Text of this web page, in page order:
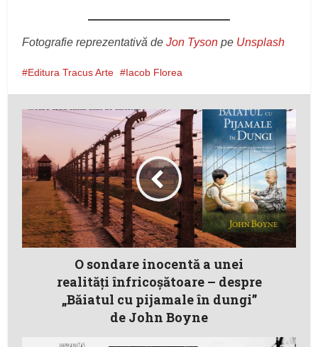
Fotografie reprezentativă deJon Tyson pe Unsplash
Editura Tracus Arte Iacob Florea
O sondare inocentă a unei
realități înfricoșătoare – despre
„Băiatul cu pijamale în dungi”
de John Boyne